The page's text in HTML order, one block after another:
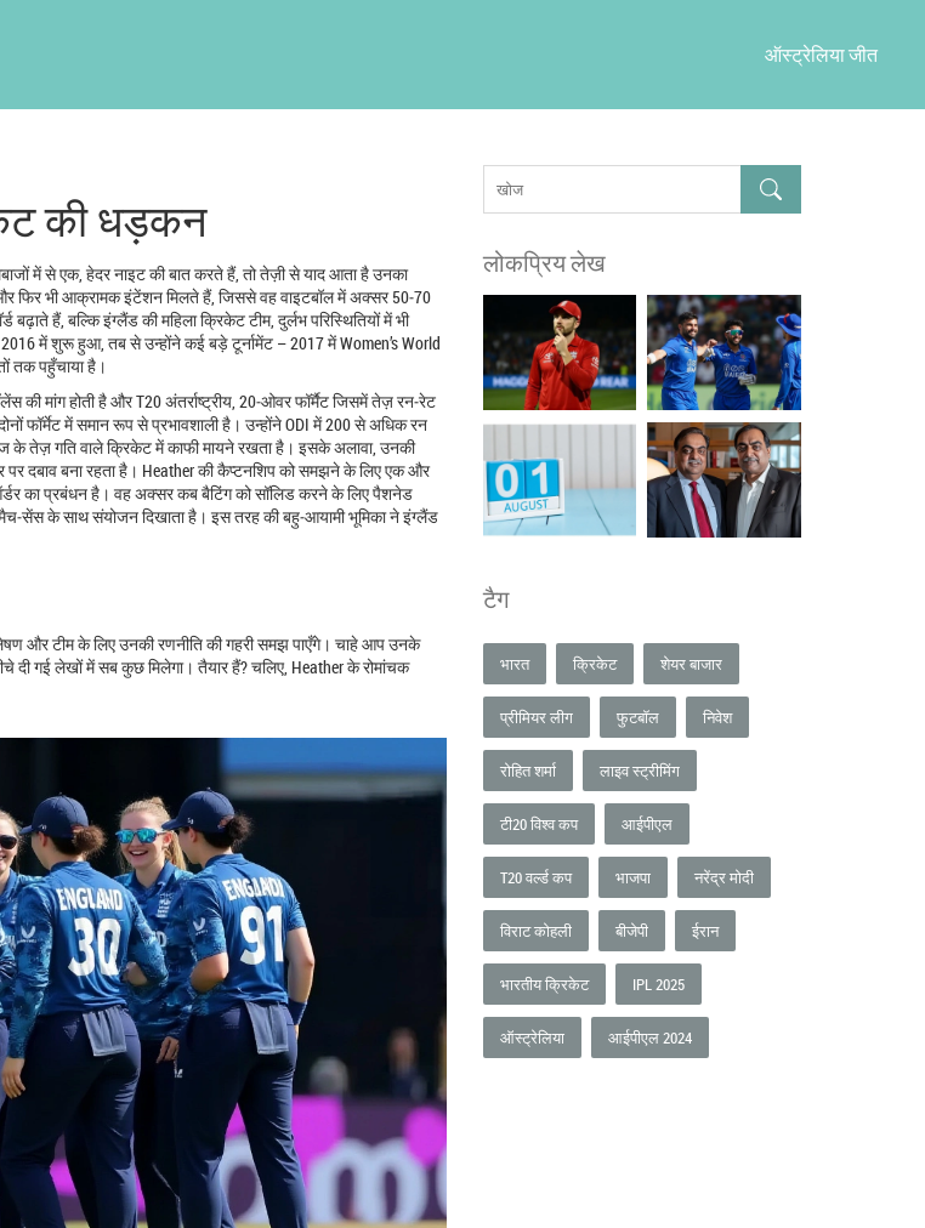
ऑस्ट्रेलिया जीत
की धड़कन
में से एक, हेदर नाइटकी बात करते हैं, तो तेज़ी से याद आता है उनका
फिर भी आक्रामक इंटेंशन मिलते हैं, जिससे वह वाइटबॉल में अक्सर 50‑70
बढ़ाते हैं, बल्कि इंग्लैंड कीमहिला क्रिकेट टीम, दुर्लभ परिस्थितियों में भी
में शुरू हुआ, तब से उन्होंने कई बड़े टूर्नामेंट – 2017 में Women’s World
तक पहुँचाया है।
की मांग होती हैऔरT20 अंतर्राष्ट्रीय 20‑ओवर फॉर्मैट जिसमें तेज़ रन‑रेट
फॉर्मेट में समान रूप से प्रभावशाली है। उन्होंने ODI में 200 से अधिक रन
के तेज़ गति वाले क्रिकेट में काफी मायने रखता है। इसके अलावा, उनकी
दबाव बना रहता है। Heather की कैप्टनशिप को समझने के लिए एक और
का प्रबंधनहै। वह अक्सर कब बैटिंग को सॉलिड करने के लिए पैशनेड
के साथ संयोजन दिखाता है। इस तरह की बहु‑आयामी भूमिका ने इंग्लैंड
और टीम के लिए उनकी रणनीति की गहरी समझ पाएँगे। चाहे आप उनके
दी गई लेखों में सब कुछ मिलेगा। तैयार हैं? चलिए, Heather के रोमांचक
लोकप्रिय लेख
टैग
भारत क्रिकेट शेयर बाजार
प्रीमियर लीग फुटबॉल निवेश
रोहित शर्मा लाइव स्ट्रीमिंग
टी20 विश्व कप आईपीएल
T20 वर्ल्ड कप भाजपा नरेंद्र मोदी
विराट कोहली बीजेपी ईरान
भारतीय क्रिकेट IPL 2025
ऑस्ट्रेलिया आईपीएल 2024